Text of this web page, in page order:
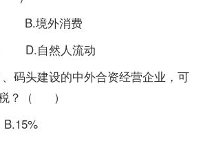
B.境外消费
自然人流动
头建设的中外合资经营企业，可
税？（ ）